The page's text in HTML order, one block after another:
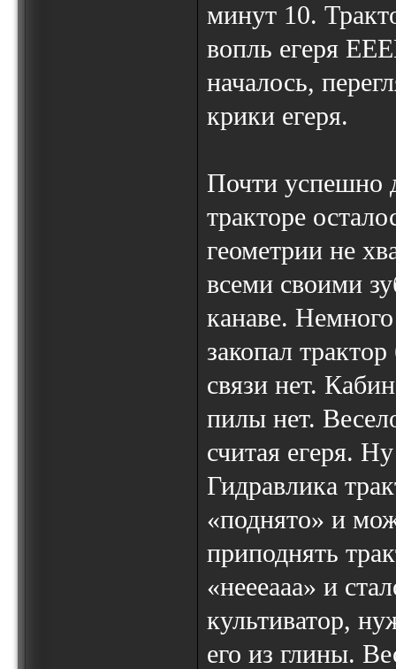
минут 10.
вопль егеря
началось,
крики егеря.
Почти успешно
тракторе
геометрии не
всеми своими
канаве. Немного
закопал
связи нет.
пилы нет.
считая егеря.
Гидравлика
«поднято» и
приподнять
«неееааа» и
культиватор,
его из глины.